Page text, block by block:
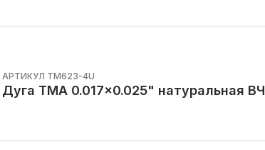
АРТИКУЛ TM623-4U
Дуга TMA 0.017x0.025" натуральная ВЧ